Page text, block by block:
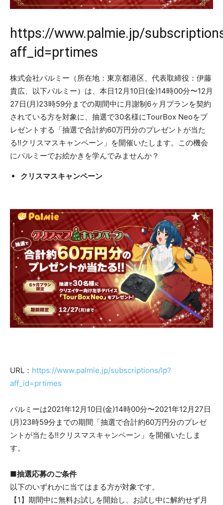
https://www.palmie.jp/
aff_id=prtimes
株式会社パルミー（所在地：東京都港区、代表取締役：伊藤
貴広、以下パルミー）は、本日12月10日(金)14時00分〜12月
27日(月)23時59分までの期間中に月謝制6ヶ月プランを契約
されている方を対象に、抽選で30名様にTourBox Neoをプ
レゼントする「抽選で合計約60万円分のプレゼントが当た
る!!クリスマスキャンペーン」を開催いたします。この機会
にパルミーでお絵かきを学んでみませんか？
クリスマスキャンペーン
URL： https://www.palmie.jp/subscriptions/lp?
aff_id=prtimes
パルミーは2021年12月10日(金)14時00分〜2021年12月27日
(月)23時59分までの期間「抽選で合計約60万円分のプレゼ
ントが当たる!!クリスマスキャンペーン」を開催いたしま
す。
■抽選応募のご条件
以下のいずれかに当てはまる方が対象です。
【1】期間中に無料お試しを開始し、お試し中に解約せず月